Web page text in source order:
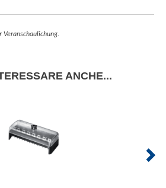
Veranschaulichung.
ANCHE...